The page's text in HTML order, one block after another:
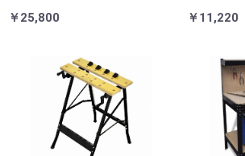
机 折畳(代引不可)
￥25,800 ￥11,220